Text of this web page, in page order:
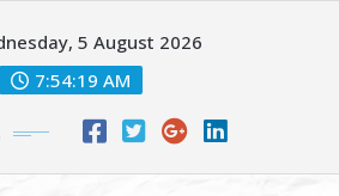
5 August 2026
7:54:20 AM